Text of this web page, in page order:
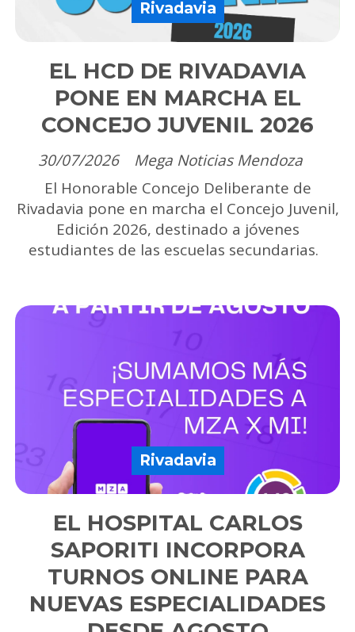
EL HCD DE RIVADAVIA
PONE EN MARCHA EL
CONCEJO JUVENIL 2026
Mega Noticias Mendoza
Rivadavia
30/07/2026
El Honorable Concejo Deliberante de
Rivadavia pone en marcha el Concejo Juvenil,
Edición 2026, destinado a jóvenes
estudiantes de las escuelas secundarias.
EL HOSPITAL CARLOS
SAPORITI INCORPORA
TURNOS ONLINE PARA
NUEVAS ESPECIALIDADES
Rivadavia